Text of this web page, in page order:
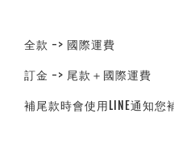
全款 -> 國際運費
訂金 -> 尾款＋國際運費
補尾款時會使用LINE通知您